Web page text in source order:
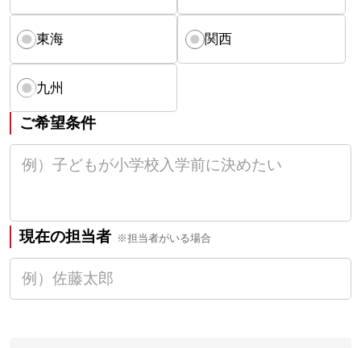
東海 関西
九州
ご希望条件
現在の担当者 ※担当者がいる場合